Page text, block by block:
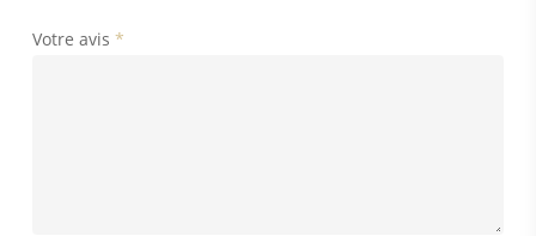
Votre avis *